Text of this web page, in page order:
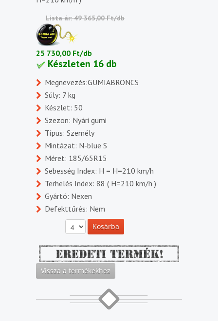
Lista ár: 49 365,00 Ft/db
25 730,00 Ft/db
Készleten 16 db
Megnevezés:GUMIABRONCS
Súly: 7 kg
Készlet: 50
Szezon: Nyári gumi
Típus: Személy
Mintázat: N-blue S
Méret: 185/65R15
Sebesség Index: H = H=210 km/h
Terhelés Index: 88 ( H=210 km/h )
Gyártó: Nexen
Defekttűrés: Nem